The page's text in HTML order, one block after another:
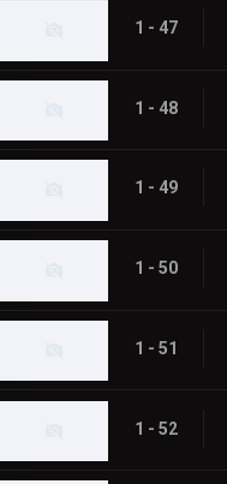
1 - 47
1 - 48
1 - 49
1 - 50
1 - 51
1 - 52